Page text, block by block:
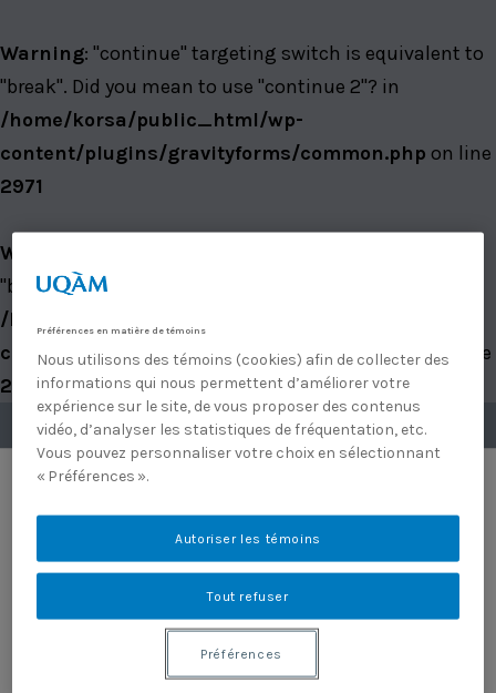
Warning: "continue" targeting switch is equivalent to
"break". Did you mean to use "continue 2"? in
/home/korsa/public_html/wp-
content/plugins/gravityforms/common.php on line
2971
Warning
"break". Did you mean to use "continue 2"? in
/home/korsa/public_html/wp-
content/plugins/gravityforms/common.phpon line
2984
Formateurs Korsa Participants Korsa
Préférences en matière de témoins
Nous utilisons des témoins (cookies) afin de collecter des
informations qui nous permettent d’améliorer votre
expérience sur le site, de vous proposer des contenus
vidéo, d’analyser les statistiques de fréquentation, etc.
Vous pouvez personnaliser votre choix en sélectionnant
« Préférences ».
Tout refuser
Autoriser les témoins
Préférences